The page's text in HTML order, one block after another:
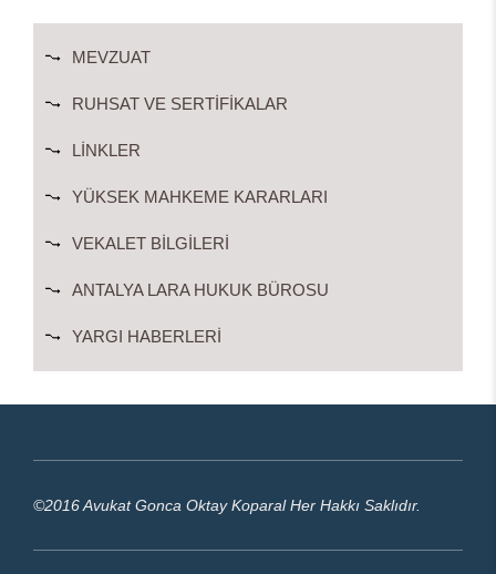
MEVZUAT
RUHSAT VE SERTIFIKALAR
LINKLER
YÜKSEK MAHKEME KARARLARI
VEKALET BILGILERI
ANTALYA LARA HUKUK BÜROSU
YARGI HABERLERI
©2016 Avukat Gonca Oktay Koparal Her Hakkı Saklıdır.